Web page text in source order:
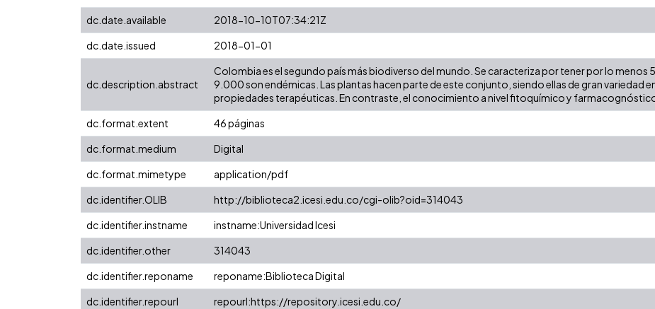
dc.date.available
2018-10-10T07:34:21Z
dc.date.issued
2018-01-01
dc.description.abstract
Colombia es el segundo país más biodiverso del mundo. Se caracteriza por tener por lo menos
9.000 son endémicas. Las plantas hacen parte de este conjunto, siendo ellas de gran variedad
propiedades terapéuticas. En contraste, el conocimiento a nivel fitoquímico y
dc.format.extent
46 páginas
dc.format.medium
Digital
dc.format.mimetype
application/pdf
dc.identifier.OLIB
http://biblioteca2.icesi.edu.co/cgi-olib?oid=314043
dc.identifier.instname
instname:Universidad Icesi
dc.identifier.other
314043
dc.identifier.reponame
reponame:Biblioteca Digital
dc.identifier.repourl
repourl:https://repository.icesi.edu.co/